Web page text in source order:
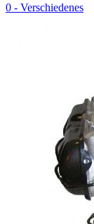
0 - Verschiedenes